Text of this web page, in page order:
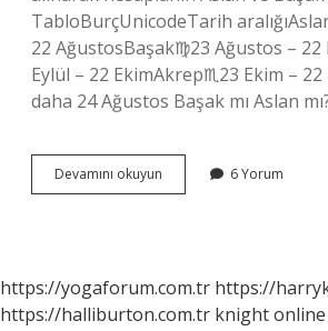
TabloBurçUnicodeTarih
22 AğustosBaşak♍︎23 Ağustos – 22
Eylül – 22 EkimAkrep♏︎23 Ekim – 22
daha 24 Ağustos Başak mı Aslan
Devamını okuyun
Ağustos
Burcu
Mu
6 Yorum
https://yogaforum.com.tr https://
https://halliburton.com.tr knight online